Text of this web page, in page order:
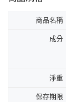
商品名稱
成分
淨重
保存期限